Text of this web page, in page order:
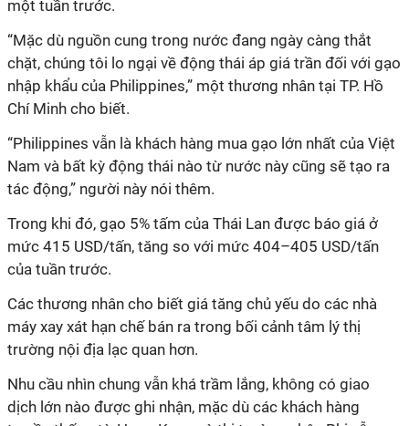
một tuần trước.
“Mặc dù nguồn cung trong nước đang ngày càng thắt
chặt, chúng tôi lo ngại về động thái áp giá trần đối với gạo
nhập khẩu của Philippines,” một thương nhân tại TP. Hồ
Chí Minh cho biết.
“Philippines vẫn là khách hàng mua gạo lớn nhất của Việt
Nam và bất kỳ động thái nào từ nước này cũng sẽ tạo ra
tác động,” người này nói thêm.
Trong khi đó, gạo 5% tấm của Thái Lan được báo giá ở
mức 415 USD/tấn, tăng so với mức 404–405 USD/tấn
của tuần trước.
Các thương nhân cho biết giá tăng chủ yếu do các nhà
máy xay xát hạn chế bán ra trong bối cảnh tâm lý thị
trường nội địa lạc quan hơn.
Nhu cầu nhìn chung vẫn khá trầm lắng, không có giao
dịch lớn nào được ghi nhận, mặc dù các khách hàng